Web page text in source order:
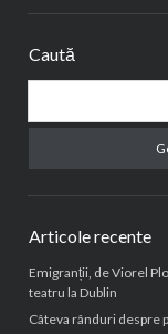
Caută
Articole recente
Emigranții, de Viorel
teatru la Dublin
Câteva rânduri despre